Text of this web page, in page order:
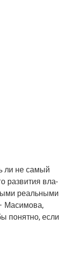
ли не самый
раз­ви­тия вла­
реаль­ны­ми
Маси­мо­ва,
понят­но, если